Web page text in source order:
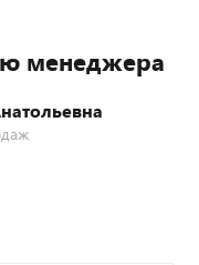
менеджера